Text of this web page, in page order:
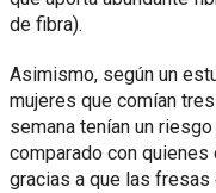
de fibra).
Asimismo, según un
mujeres que comían
semana tenían un
comparado con
gracias a que las fresas